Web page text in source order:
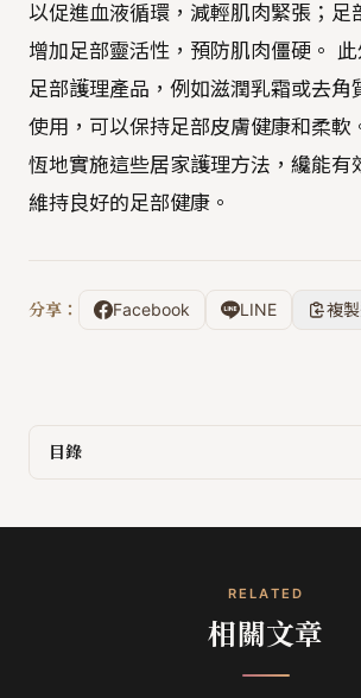
以促進血液循環，減輕肌肉緊張；足
增加足部靈活性，預防肌肉僵硬。
足部護理產品，例如滋潤乳霜或去角
使用，可以保持足部皮膚健康和柔軟
恆地實施這些居家護理方法，纔能有
維持良好的足部健康。
分享： Facebook LINE 複
目錄
RELATED
相關文章